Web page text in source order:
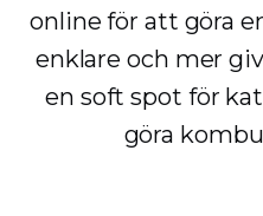
online för att göra
enklare och mer
en soft spot för
göra